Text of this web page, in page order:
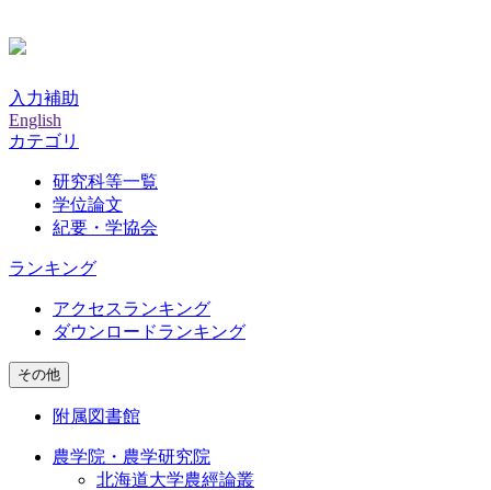
入力補助
English
カテゴリ
研究科等一覧
学位論文
紀要・学協会
ランキング
アクセスランキング
ダウンロードランキング
その他
附属図書館
農学院・農学研究院
北海道大学農經論叢